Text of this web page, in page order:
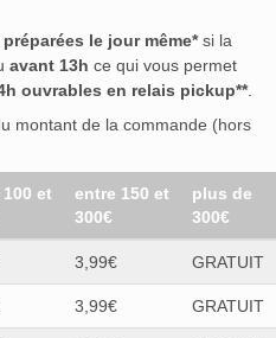
préparées le jour même*si la
avant 13h ce qui vous permet
ouvrables en relais pickup**.
montant de la commande (hors
et
entre 150 et
300€
plus de
300€
3,99€ GRATUIT
3,99€ GRATUIT